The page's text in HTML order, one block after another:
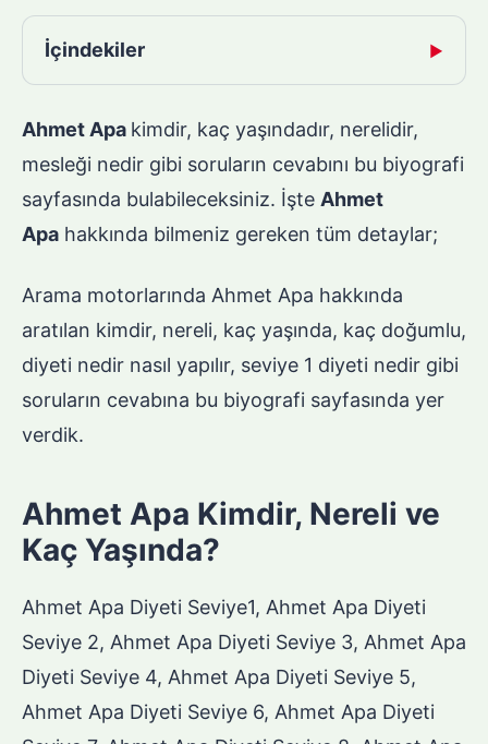
İçindekiler ▶
Ahmet Apa kimdir, kaç yaşındadır, nerelidir,
mesleği nedir gibi soruların cevabını bu biyografi
sayfasında bulabileceksiniz. İşte Ahmet
Apa hakkında bilmeniz gereken tüm detaylar;
Arama motorlarında Ahmet Apa hakkında
aratılan kimdir, nereli, kaç yaşında, kaç doğumlu,
diyeti nedir nasıl yapılır, seviye 1 diyeti nedir gibi
soruların cevabına bu biyografi sayfasında yer
verdik.
Ahmet Apa Kimdir, Nereli ve
Kaç Yaşında?
Ahmet Apa Diyeti Seviye1, Ahmet Apa Diyeti
Seviye 2, Ahmet Apa Diyeti Seviye 3, Ahmet Apa
Diyeti Seviye 4, Ahmet Apa Diyeti Seviye 5,
Ahmet Apa Diyeti Seviye 6, Ahmet Apa Diyeti